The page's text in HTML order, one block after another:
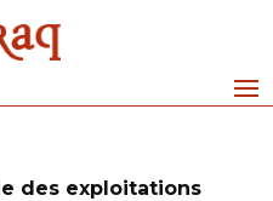
des exploitations